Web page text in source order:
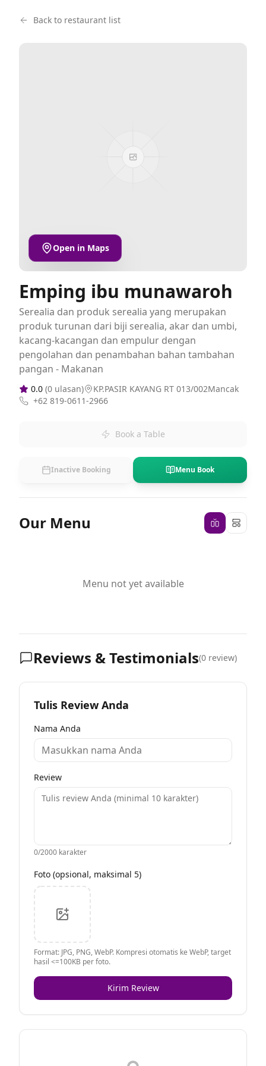
Back to restaurant list
Open in Maps
Emping ibu munawaroh
Serealia dan produk serealia yang merupakan
produk turunan dari biji serealia, akar dan umbi,
kacang-kacangan dan empulur dengan
pengolahan dan penambahan bahan tambahan
pangan - Makanan
0.0 (0 ulasan)
KP.PASIR KAYANG RT 013/002Mancak
+62 819-0611-2966
Book a Table
Inactive Booking Menu Book
Our Menu
Menu not yet available
Reviews & Testimonials(0 review)
Tulis Review Anda
Nama Anda
Review
0/2000 karakter
Foto (opsional, maksimal 5)
Format: JPG, PNG, WebP. Kompresi otomatis ke WebP, target
hasil <=100KB per foto.
Kirim Review